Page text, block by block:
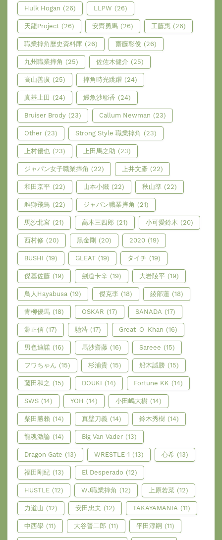
Hulk Hogan (26) LLPW (26)
天龍Project (26) 安齊勇馬 (26) 工藤惠 (26)
職業摔角歷史資料庫 (26) 齋藤彰俊 (26)
九州職業摔角 (25) 佐佐木健介 (25)
高山善廣 (25) 摔角時光跳躍 (24)
真基上田 (24) 鰻魚沙耶香 (24)
Bruiser Brody (23) Callum Newman (23)
Other (23) Strong Style 職業摔角 (23)
上村優也 (23) 上田馬之助 (23)
ジャパン女子職業摔角 (22) 上井文彥 (22)
和田京平 (22) 山本小鐵 (22) 秋山準 (22)
雌獅飛鳥 (22) ジャパン職業摔角 (21)
馬沙北宮 (21) 高木三四郎 (21) 小可愛鈴木 (20)
西村修 (20) 黑金剛 (20) 2020 (19)
BUSHI (19) GLEAT (19) タイチ (19)
傑基佐藤 (19) 劍道卡辛 (19) 大岩陵平 (19)
鳥人Hayabusa (19) 傑克李 (18) 綾部蓮 (18)
青柳優馬 (18) OSKAR (17) SANADA (17)
淵正信 (17) 馳浩 (17) Great-O-Khan (16)
男色迪諾 (16) 馬沙齋藤 (16) Sareee (15)
フワちゃん (15) 杉浦貴 (15) 船木誠勝 (15)
藤田和之 (15) DOUKI (14) Fortune KK (14)
SWS (14) YOH (14) 小田嶋大樹 (14)
柴田勝賴 (14) 真壁刀義 (14) 鈴木秀樹 (14)
龍魂激論 (14) Big Van Vader (13)
Dragon Gate (13) WRESTLE-1 (13) 心希 (13)
福田剛紀 (13) El Desperado (12)
HUSTLE (12) WJ職業摔角 (12) 上原若菜 (12)
力道山 (12) 安田忠夫 (12) TAKAYAMANIA (11)
中西學 (11) 大谷晉二郎 (11) 平田淳嗣 (11)